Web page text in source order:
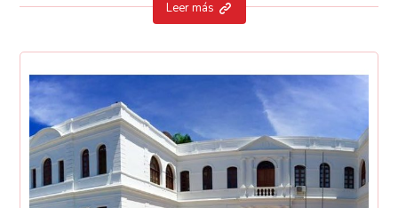
Leer más